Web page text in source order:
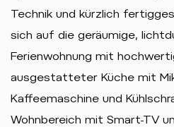
Technik und kürzlich
sich auf die geräumige,
Ferienwohnung mit
ausgestatteter Küche mit
Kaffeemaschine und
Wohnbereich mit Smart-TV